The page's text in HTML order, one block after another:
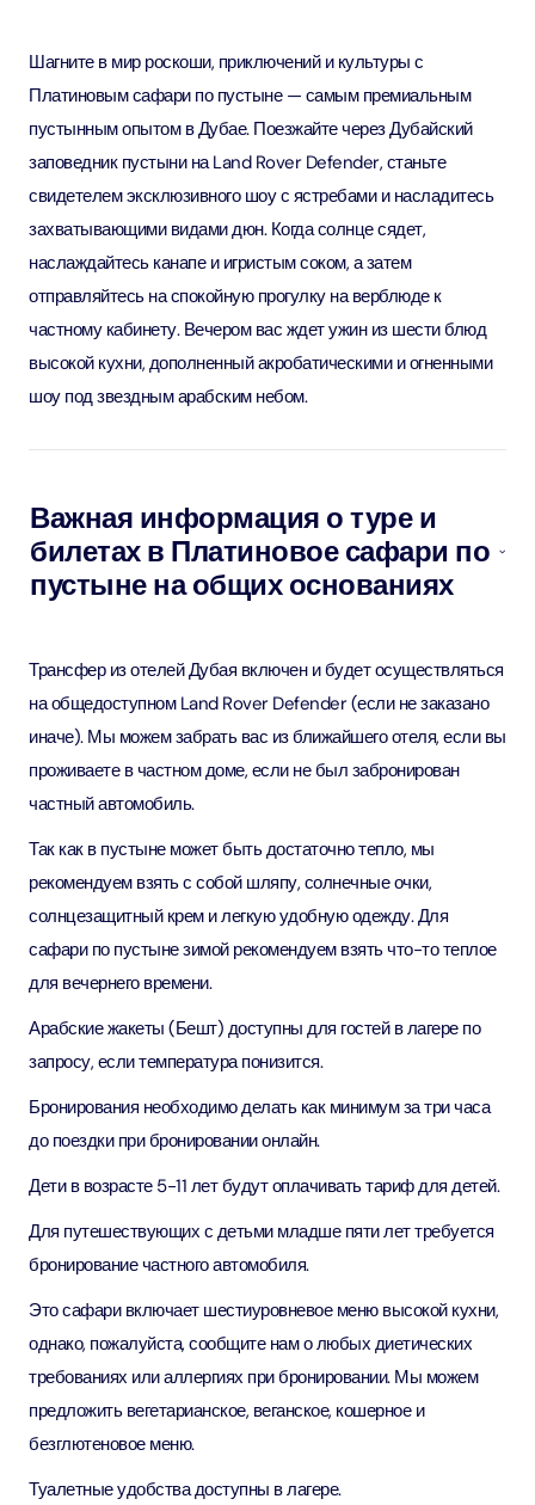
Шагните в мир роскоши, приключений и культуры с
Платиновым сафари по пустыне — самым премиальным
пустынным опытом в Дубае. Поезжайте через Дубайский
заповедник пустыни на Land Rover Defender, станьте
свидетелем эксклюзивного шоу с ястребами и насладитесь
захватывающими видами дюн. Когда солнце сядет,
наслаждайтесь канапе и игристым соком, а затем
отправляйтесь на спокойную прогулку на верблюде к
частному кабинету. Вечером вас ждет ужин из шести блюд
высокой кухни, дополненный акробатическими и огненными
шоу под звездным арабским небом.
Важная информация о туре и
билетах в Платиновое сафари по
пустыне на общих основаниях
Трансфер из отелей Дубая включен и будет осуществляться
на общедоступном Land Rover Defender (если не заказано
иначе). Мы можем забрать вас из ближайшего отеля, если вы
проживаете в частном доме, если не был забронирован
частный автомобиль.
Так как в пустыне может быть достаточно тепло, мы
рекомендуем взять с собой шляпу, солнечные очки,
солнцезащитный крем и легкую удобную одежду. Для
сафари по пустыне зимой рекомендуем взять что-то теплое
для вечернего времени.
Арабские жакеты (Бешт) доступны для гостей в лагере по
запросу, если температура понизится.
Бронирования необходимо делать как минимум за три часа
до поездки при бронировании онлайн.
Дети в возрасте 5-11 лет будут оплачивать тариф для детей.
Для путешествующих с детьми младше пяти лет требуется
бронирование частного автомобиля.
Это сафари включает шестиуровневое меню высокой кухни,
однако, пожалуйста, сообщите нам о любых диетических
требованиях или аллергиях при бронировании. Мы можем
предложить вегетарианское, веганское, кошерное и
безглютеновое меню.
Туалетные удобства доступны в лагере.